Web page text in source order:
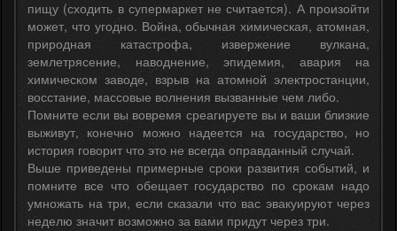
пищу (сходить в супермаркет не считается). А произойти
может, что угодно. Война, обычная химическая, атомная,
природная катастрофа, извержение вулкана,
землетрясение, наводнение, эпидемия, авария на
химическом заводе, взрыв на атомной электростанции,
восстание, массовые волнения вызванные чем либо.
Помните если вы вовремя среагируете вы и ваши близкие
выживут, конечно можно надеется на государство, но
история говорит что это не всегда оправданный случай.
Выше приведены примерные сроки развития событий, и
помните все что обещает государство по срокам надо
умножать на три, если сказали что вас эвакуируют через
неделю значит возможно за вами придут через три.